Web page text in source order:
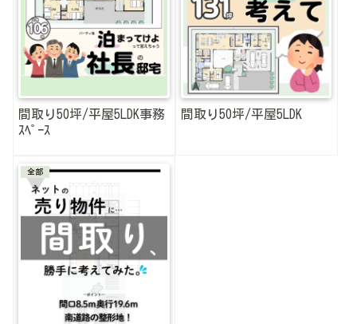
間取り50坪/平屋5LDK事務
ｽﾍﾟｰｽ
間取り50坪/平屋5LDK
全部